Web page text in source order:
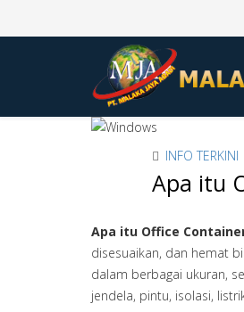
INFO TERKINI
Apa itu
Apa itu Office
disesuaikan, dan hemat
dalam berbagai ukuran,
jendela, pintu, isolasi,